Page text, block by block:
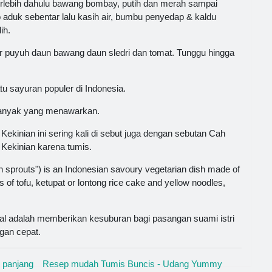
dahulu bawang bombay, putih dan merah sampai
sebentar lalu kasih air, bumbu penyedap & kaldu
daun bawang daun sledri dan tomat. Tunggu hingga
sayuran populer di Indonesia.
yang menawarkan.
ini sering kali di sebut juga dengan sebutan Cah
karena tumis.
sprouts") is an Indonesian savoury vegetarian dish made of
of tofu, ketupat or lontong rice cake and yellow noodles,
adalah memberikan kesuburan bagi pasangan suami istri
cepat.
Resep mudah Tumis Buncis - Udang Yummy